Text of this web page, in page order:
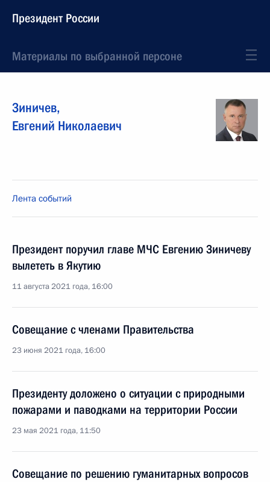
Президент России
Материалы по выбранной персоне
Зиничев,
Евгений Николаевич
Лента событий
Президент поручил главе МЧС Евгению Зиничеву
вылететь в Якутию
11 августа 2021 года, 16:00
Совещание с членами Правительства
23 июня 2021 года, 16:00
Президенту доложено о ситуации с природными
пожарами и паводками на территории России
23 мая 2021 года, 11:50
Совещание по решению гуманитарных вопросов